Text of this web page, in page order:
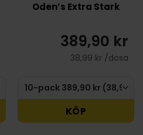
Oden’s Extra Stark
389,90 kr
38,99 kr /dosa
KÖP